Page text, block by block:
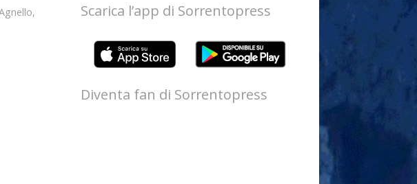
,
Scarica l’app di Sorrentopress
Diventa fan di Sorrentopress